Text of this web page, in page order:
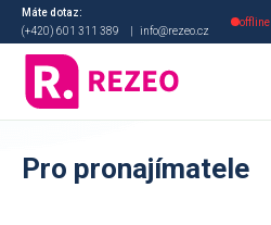
3. MÍSTO V KATEGORII
Digitální transformace
Máte dotaz:
(+420) 601 311 389
info@rezeo.cz
offline
Pro pronajímatele